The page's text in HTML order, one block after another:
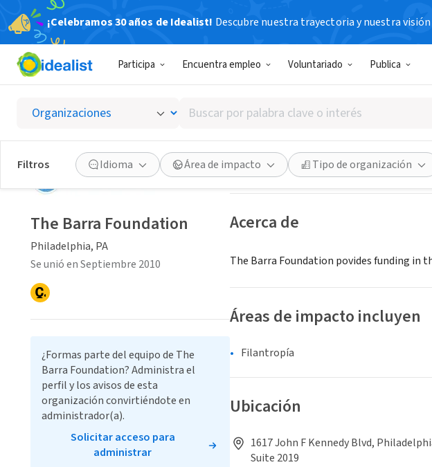
¡Celebramos 30 años de Idealist! Descubre nuestra trayectoria y nuestra
Participa Encuentra empleo Voluntariado Publica
Buscar
por
palabra
clave
o
interés
Filtros Idioma Área de impacto Tipo de organización
The Barra
Philadelphia, PA|
Guardar Compartir
Acerca de
The Barra Foundation povides funding in
Áreas de impacto incluyen
Filantropía
Ubicación
1617 John F Kennedy Blvd,
Suite 2019
The Barra Foundation
Philadelphia, PA
Se unió en Septiembre 2010
¿Formas parte del equipo de The
Barra Foundation? Administra el
perfil y los avisos de esta
organización convirtiéndote en
administrador(a).
Solicitar acceso para
administrar